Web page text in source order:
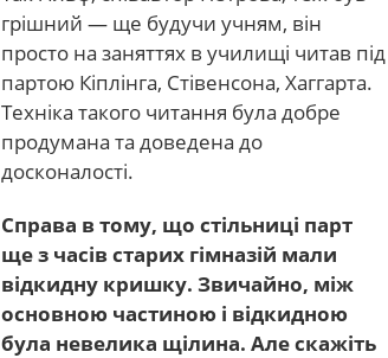
грішний — ще будучи учням, він
просто на заняттях в училищі читав під
партою Кіплінга, Стівенсона, Хаггарта.
Техніка такого читання була добре
продумана та доведена до
досконалості.
Справа в тому, що стільниці парт
ще з часів старих гімназій мали
відкидну кришку. Звичайно, між
основною частиною і відкидною
була невелика щілина. Але скажіть